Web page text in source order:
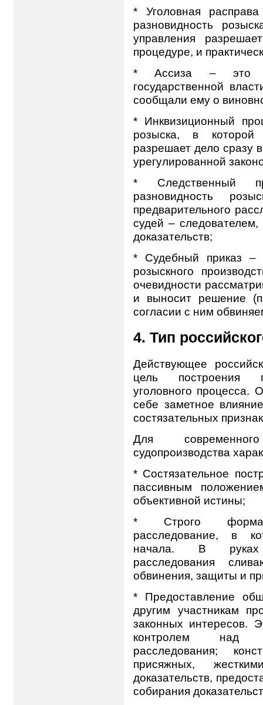
* Уголовная
разновидность
управления
процедуре, и
* Ассиза – это
государственной
сообщали ему о
* Инквизиционный
розыска, в которой
разрешает дело сразу
урегулированной
* Следственный
разновидность
предварительного
судей –
доказательств;
* Судебный приказ –
розыскного
очевидности
и выносит решение
согласии с ним
4. Тип
Действующее
цель построения
уголовного процесса.
себе заметное
состязательных
Для
судопроизводства
* Состязательное
пассивным
объективной истины;
* Строго
расследование, в
начала. В руках
расследования
обвинения, защиты и
* Предоставление
другим участникам
законных интересов.
контролем над
расследования;
присяжных,
доказательств,
собирания